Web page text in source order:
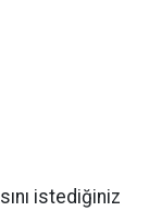
istediğiniz